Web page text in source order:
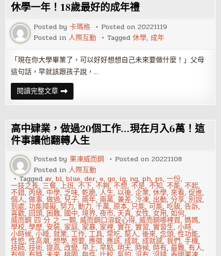
工
作
7
年
就
退
怎
麼
辦
到
休學一年！18歲最好的成年禮
Posted by卡瑪格 Posted on20221119
Posted in人際互動 Tagged休學, 成年
「現在你大學畢業了，可以好好想想自己未來要做什麼！」父母
這句話，早就該跟孩子說，…
閱讀完整文章休
學
一
18
歲
最
好
的
成
年
禮
高中肄業，做過20個工作…現在月入6萬！這
件事讓他翻轉人生
Posted by果凍威而鋼 Posted on20221108
Posted in人際互動
Taggedav,bl,blue,der,e,go, ig, ng, ph, ps,一份,
一技之長, 三餐,上班,不下,不夠,不想,不是,不知,不能,不起,
不錯, 丙級, 中學, 乏味,乾脆,人生,以後,企業,休學,來看,促進,
個人,做事,做過, 兒子, 兩年, 兩萬,兼差, 冷凍, 出動,分享, 別說,
到處,功能障礙,努力,動力,千萬,原本, 只能,可能, 吃飯,告訴,
喜歡, 回頭, 困難, 國中,境界,夜市, 天真,女性,女用,如何,
威而鋼 四 分 之 一顆,威而鋼口溶錠心得,威而鋼哪裡買,媽媽,
學校,學歷, 安裝, 家庭, 家暴, 家裡,實在,實習,實習生,小時,
小時候,小睡,就業,工作,工具, 常吃,幫人,後來,念頭,性功能,
性慾,性高潮,想學,想要,應徵,應該, 成就, 成就感,我們,手機,
技師,技術,提高, 改變,早上,早點, 明天, 時候, 時有,最難,有人,